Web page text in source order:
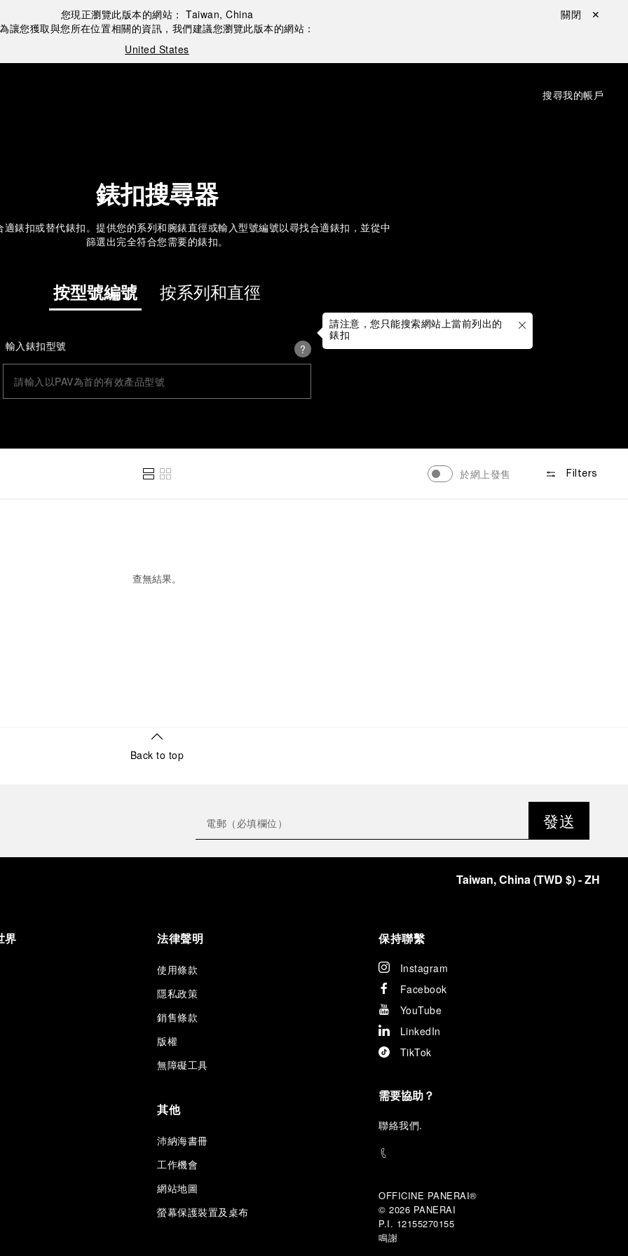
您現正瀏覽此版本的網站： Taiwan, China
為讓您獲取與您所在位置相關的資訊，我們建議您瀏覽此版本的網站：
United States
關閉 ✕
搜尋我的帳戶
錶扣搜尋器
適錶扣或替代錶扣。提供您的系列和腕錶直徑或輸入型號編號以尋找合適錶扣，並從中
篩選出完全符合您需要的錶扣。
按型號編號 按系列和直徑
輸入錶扣型號 ?
請注意，您只能搜索網站上當前列出的
錶扣
於網上發售 Filters
查無結果。
Back to top
發送
Taiwan, China (TWD $)- ZH
界 法律聲明
使用條款
隱私政策
銷售條款
版權
無障礙工具
其他
沛納海書冊
工作機會
網站地圖
螢幕保護裝置及桌布
保持聯繫
Instagram
Facebook
YouTube
LinkedIn
TikTok
需要協助？
聯絡我們.
OFFICINE PANERAI®
© 2026 PANERAI
P.I. 12155270155
鳴謝